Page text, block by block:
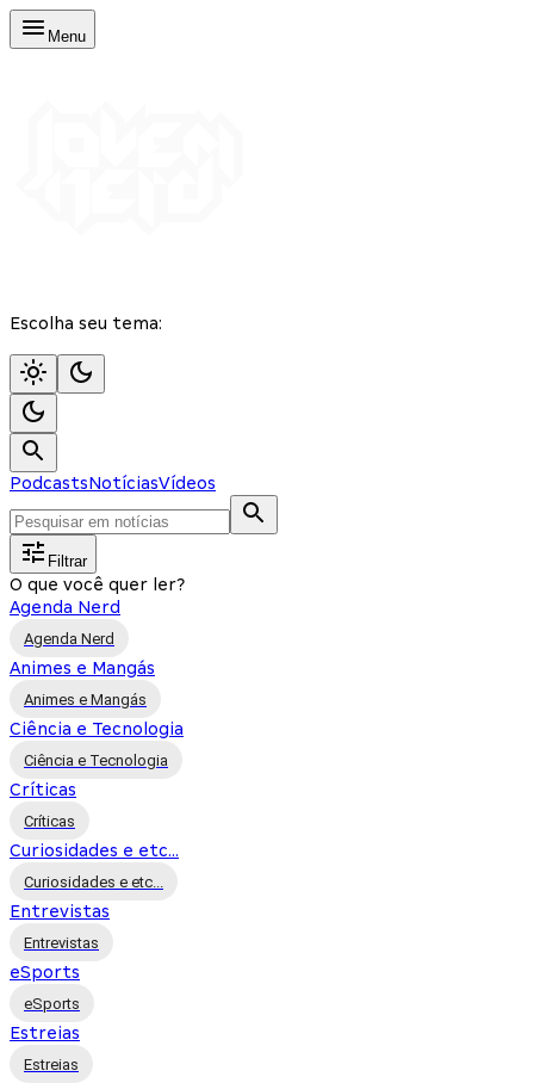
Menu
Escolha seu tema:
PodcastsNotíciasVídeos
Filtrar
O que você quer ler?
Agenda Nerd
Agenda Nerd
Animes e Mangás
Animes e Mangás
Ciência e Tecnologia
Ciência e Tecnologia
Críticas
Críticas
Curiosidades e etc...
Curiosidades e etc...
Entrevistas
Entrevistas
eSports
eSports
Estreias
Estreias